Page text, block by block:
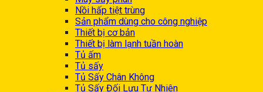
Nồi hấp tiệt trùng
Sản phẩm dùng cho công nghiệp
Thiết bị cơ bản
Thiết bị làm lạnh tuần hoàn
Tủ ấm
Tủ sấy
Tủ Sấy Chân Không
Tủ Sấy Đối Lưu Tự Nhiên